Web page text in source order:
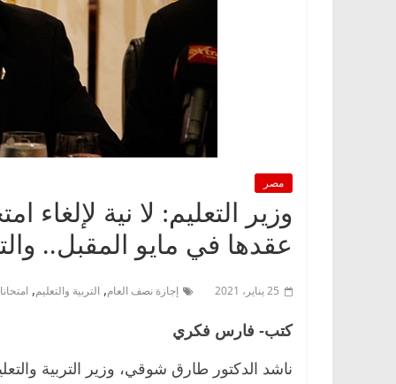
مصر
وزير التعليم: لا نية لإلغاء
عقدها في مايو المقبل.. والتفاصيل
25 يناير، 2021 إجازة نصف العام, التربية والتعليم,
كتب- فارس فكري
ناشد الدكتور طارق شوقي، وزير التربية